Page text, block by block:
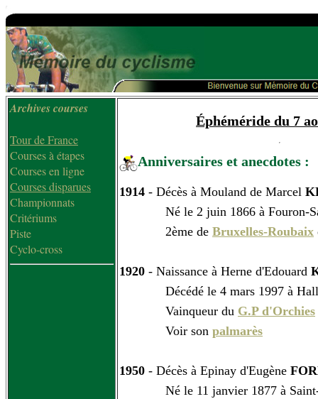
Archives courses
Tour de France
Courses à étapes
Courses en ligne
Courses disparues
Championnats
Critériums
Piste
Cyclo-cross
Éphéméride du 7
Anniversaires et anecdotes :
1914 - Décès à Mouland de Marcel
Né le 2 juin 1866 à Fouron-
2ème de Bruxelles-Roubaix
1920 - Naissance à Herne d'Edouard
Décédé le 4 mars 1997 à
Vainqueur du G.P d'Orchies
Voir son palmarès
1950 - Décès à Epinay d'Eugène
Né le 11 janvier 1877 à Saint-